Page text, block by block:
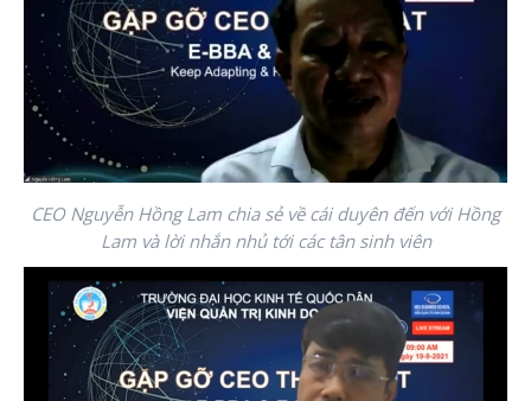
CEO Nguyễn Hồng Lam chia sẻ về cái duyên đến với Hồng
Lam và lời nhắn nhủ tới các tân sinh viên